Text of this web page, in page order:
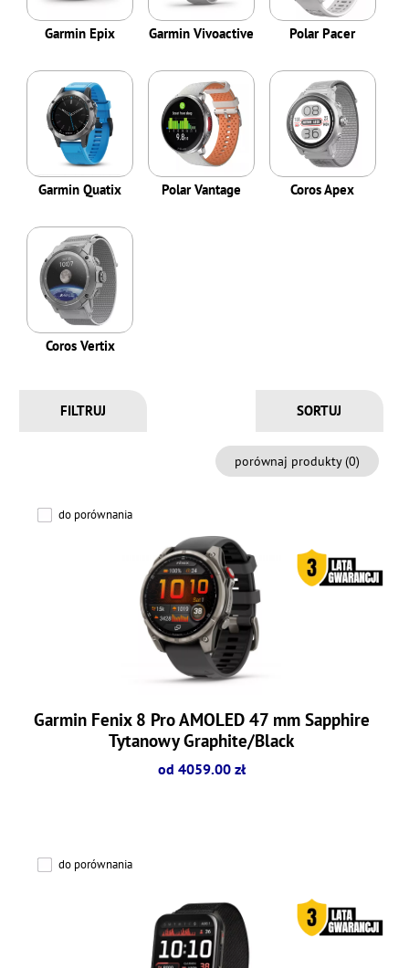
Garmin Epix Garmin Vivoactive Polar Pacer
Garmin Quatix Polar Vantage Coros Apex
Coros Vertix
FILTRUJ
porównaj produkty (0)
do porównania
Garmin Fenix 8 Pro AMOLED 47 mm Sapphire
Tytanowy Graphite/Black
od 4059.00 zł
do porównania